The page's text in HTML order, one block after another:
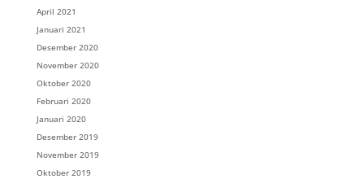
April 2021
Januari 2021
Desember 2020
November 2020
Oktober 2020
Februari 2020
Januari 2020
Desember 2019
November 2019
Oktober 2019